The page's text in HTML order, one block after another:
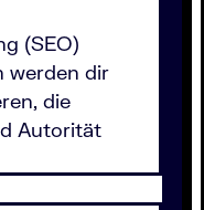
(SEO)
werden dir
die
Autorität